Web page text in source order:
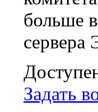
больше
сервера
Задать